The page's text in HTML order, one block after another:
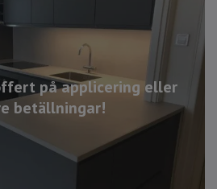
på applicering eller
betällningar!